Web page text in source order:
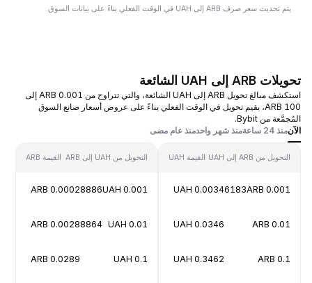
يتم تحديث سعر صرف ARB إلى UAH في الوقت الفعلي بناءً على بيانات السوق.
تحويلات ARB إلى UAH الشائعة
استكشف مبالغ تحويل ARB إلى UAH الشائعة، والتي تتراوح من 0.001 ARB إلى
100 ARB، بقيم تحويل في الوقت الفعلي بناءً على عروض أسعار صانع السوق
المُجمَّعة من Bybit.
الآنمنذ 24 ساعة منذ شهر واحدمنذ عام مضى
التحويل من ARB إلى UAH القيمة UAH
0.001 ARB
0.00346183 UAH
0.01 ARB
0.0346 UAH
0.1 ARB
0.3462 UAH
التحويل من UAH إلى ARB القيمة ARB
0.001 UAH
0.00028886 ARB
0.01 UAH
0.00288864 ARB
0.1 UAH
0.0289 ARB